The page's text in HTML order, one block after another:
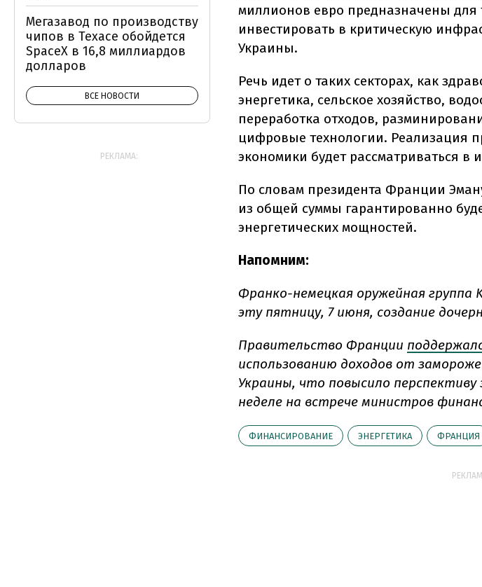
миллионов евро предназначены для
инвестировать в критическую
Украины.
Речь идет о таких секторах, как
энергетика, сельское хозяйство,
переработка отходов,
цифровые технологии. Реализация
экономики будет рассматриваться в
По словам президента Франции
из общей суммы гарантированно
энергетических мощностей.
Напомним:
Франко-немецкая оружейная группа
эту пятницу, 7 июня, создание
Правительство Франции
использованию доходов от
Украины, что повысило
неделе на встрече министров
ФИНАНСИРОВАНИЕ ЭНЕРГЕТИКА ФРАНЦИЯ
Мегазавод по производству
чипов в Техасе обойдется
SpaceX в 16,8 миллиардов
долларов
ВСЕ НОВОСТИ
РЕКЛАМА: